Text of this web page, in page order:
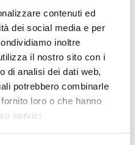
contenuti ed
dei social media e per
inoltre
il nostro sito con i
di analisi dei dati web,
potrebbero combinarle
loro o che hanno
servizi.